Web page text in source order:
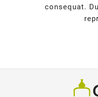
consequat.